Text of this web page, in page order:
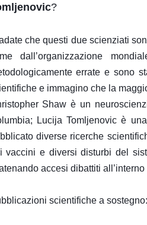
?
che questi due scienziati
dall’organizzazione
errate e sono
e immagino che la
Shaw è un
Lucija Tomljenovic è
diverse ricerche
vaccini e diversi disturbi del
accesi dibattiti
scientifiche a sostegno: